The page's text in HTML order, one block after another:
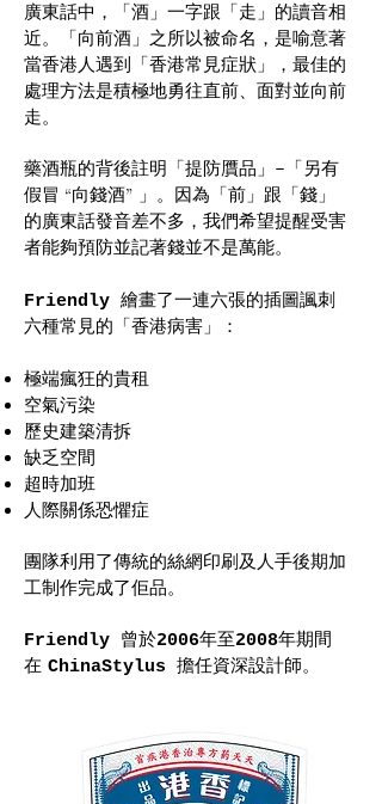
廣東話中，「酒」一字跟「走 」的讀音相
近。「向前酒」之所以被命名，是喻意著
當香港人遇到「香港常見症狀」，最佳的
處理方法是積極地勇往直前、面對並向前
走。
藥酒瓶的背後註明「提防贋品」 – 「另有
假冒 “向錢酒” 」。因為「前」跟「錢」
的廣東話發音差不多，我們希望提醒受害
者能夠預防並記著錢並不是萬能。
Friendly 繪畫了一連六張的插圖諷刺
六種常見的「香港病害」：
極端瘋狂的貴租
空氣污染
歷史建築清拆
缺乏空間
超時加班
人際關係恐懼症
團隊利用了傳統的絲網印刷及人手後期加
工制作完成了佢品。
Friendly 曾於2006年至2008年期間
在 ChinaStylus 擔任資深設計師。